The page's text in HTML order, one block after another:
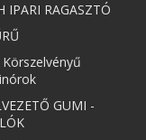
IPARI RAGASZTÓ
GUMI -